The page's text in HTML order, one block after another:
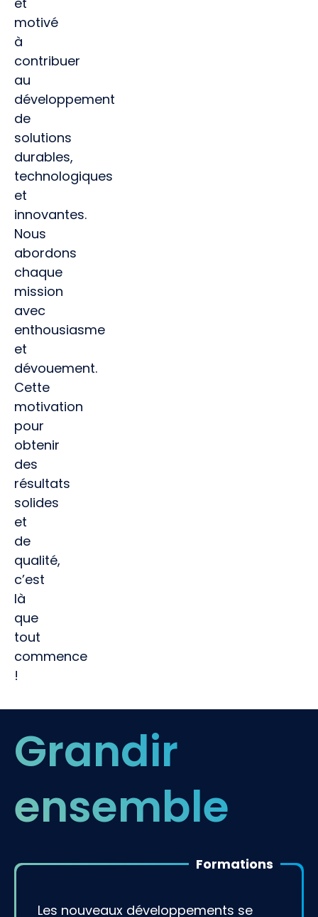
motivé
à
contribuer
au
développement
de
solutions
durables,
technologiques
et
innovantes.
Nous
abordons
chaque
mission
avec
enthousiasme
et
dévouement.
Cette
motivation
pour
obtenir
des
résultats
solides
et
de
qualité,
c’est
là
que
tout
commence
!
Grandir
ensemble
Formations
Les nouveaux développements se